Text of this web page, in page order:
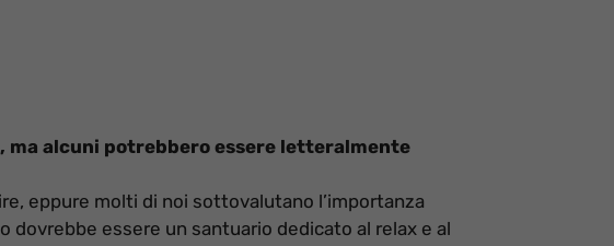
alcuni potrebbero essere letteralmente
eppure molti di noi sottovalutano l’importanza
dovrebbe essere un santuario dedicato al relax e al